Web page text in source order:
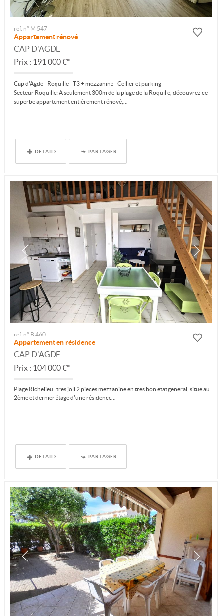
ref. n° M 547
Appartement rénové
CAP D'AGDE
Prix : 191 000 €*
Cap d'Agde - Roquille - T3 + mezzanine - Cellier et parking
Secteur Roquille: A seulement 300m de la plage de la Roquille, découvrez ce
superbe appartement entièrement rénové,...
DÉTAILS PARTAGER
ref. n° B 460
Appartement en résidence
CAP D'AGDE
Prix : 104 000 €*
Plage Richelieu : très joli 2 pièces mezzanine en très bon état général, situé au
2ème et dernier étage d'une résidence...
DÉTAILS PARTAGER